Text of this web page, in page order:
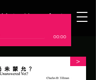
00:00
＞